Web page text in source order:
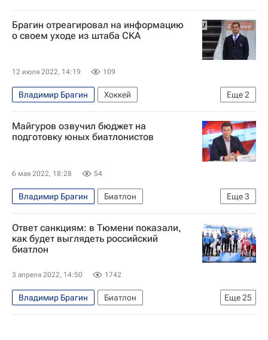
Брагин отреагировал на информацию
о своем уходе из штаба СКА
12 июля 2022, 14:19 109
Еще2
Владимир Брагин
Хоккей
СКА (Санкт-Петербург)
КХЛ 2025-2026
Майгуров озвучил бюджет на
подготовку юных биатлонистов
6 мая 2022, 18:28 54
Еще3
Владимир Брагин
Биатлон
Союз биатлонистов России (СБР)
Юрий Векшин
Виктор Майгуров
Ответ санкциям: в Тюмени показали,
как будет выглядеть российский
биатлон
3 апреля 2022, 14:50 1742
Еще25
Владимир Брагин
Биатлон
Материалы РИА Спорт